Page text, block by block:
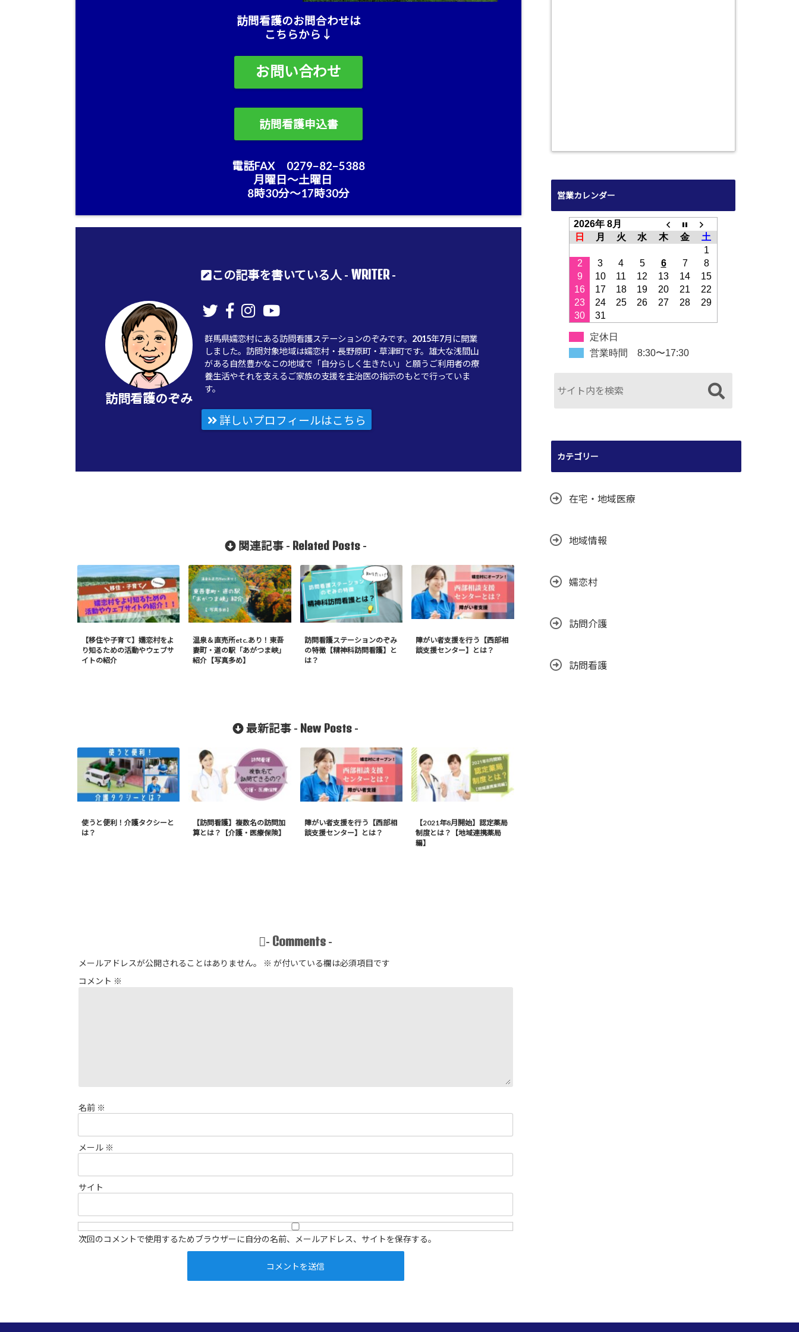
訪問看護のお問合わせは
こちらから↓
お問い合わせ
訪問看護申込書
電話FAX 0279−82−5388
月曜日〜土曜日
8時30分〜17時30分
この記事を書いている人 - WRITER-
訪問看護のぞみ
群馬県嬬恋村にある訪問看護ステーションのぞみです。2015年7月に開業
しました。訪問対象地域は嬬恋村・長野原町・草津町です。雄大な浅間山
がある自然豊かなこの地域で「自分らしく生きたい」と願うご利用者の療
養生活やそれを支えるご家族の支援を主治医の指示のもとで行っていま
す。
詳しいプロフィールはこちら
関連記事 - Related Posts-
【移住や子育て】嬬恋村をよ
り知るための活動やウェブサ
イトの紹介
温泉＆直売所etc.あり！東吾
妻町・道の駅「あがつま峡」
紹介【写真多め】
訪問看護ステーションのぞみ
の特徴【精神科訪問看護】と
は？
障がい者支援を行う【西部相
談支援センター】とは？
最新記事 - New Posts -
使うと便利！介護タクシーと
は？
【訪問看護】複数名の訪問加
算とは？【介護・医療保険】
障がい者支援を行う【西部相
談支援センター】とは？
【2021年8月開始】認定薬局
制度とは？【地域連携薬局
編】
- Comments -
メールアドレスが公開されることはありません。 ※ が付いている欄は必須項目です
コメント ※
名前 ※
メール ※
サイト
次回のコメントで使用するためブラウザーに自分の名前、メールアドレス、サイトを保存する。
営業カレンダー
2026年 8月
日
月 火 水 木 金
土
1
2
3 4 5 6 7
8
9
10 11 12 13 14
15
16
17 18 19 20 21
22
23
24 25 26 27 28
29
30
31
定休日
営業時間 8:30〜17:30
カテゴリー
在宅・地域医療
地域情報
嬬恋村
訪問介護
訪問看護